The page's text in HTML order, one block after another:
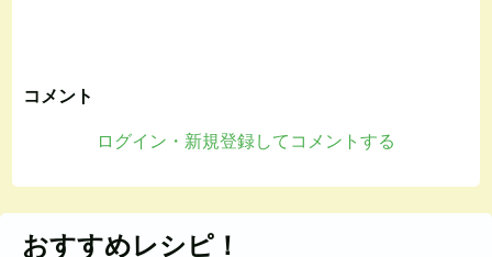
コメント
ログイン・新規登録してコメントする
おすすめレシピ！